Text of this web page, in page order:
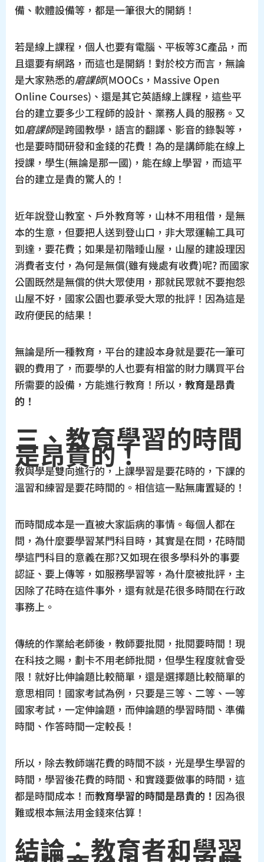
備、軟體設備等，都是一筆很大的開銷！
若是線上課程，個人也要有電腦、平板等3C產品，而
且還要有網路，而這也是開銷！對於校方而言，無論
是大家熟悉的磨課師(MOOCs，Massive Open
Online Courses)、還是其它英語線上課程，這些平
台的建立要多少工程師的設計、業務人員的服務。又
如磨課師是跨國教學，語言的翻譯、影音的錄製等，
也是要時間研發和金錢的花費！為的是講師能在線上
授課，學生(無論是那一國)，能在線上學習，而這平
台的建立是貴的驚人的！
近年說登山教室、戶外教育等，山林不用租借，是無
本的生意，但要把人送到登山口，非大眾運輸工具可
到達，要花費；如果是初階睡山屋，山屋的建設理因
消費者支付，為何是無償(雖有幾處有收費)呢? 而國家
公園既然是無償的供大眾使用，那就民眾就不要抱怨
山屋不好，國家公園也要承受大眾的批評！因為這是
政府便民的結果！
無論是所一種教育，平台的建設本身就是要花一筆可
觀的費用了，而要學的人也要有相當的財力購買平台
所需要的設備，方能進行教育！所以， 教育是昂貴
的！
三、教育學習的時間
是昂貴的！
教與學是雙向進行的，上課學習是要花時的，下課的
溫習和練習是要花時間的。相信這一點無庸置疑的！
而時間成本是一直被大家詬病的事情。每個人都在
問，為什麼要學習某門科目時，其實是在問，花時間
學這門科目的意義在那?又如現在很多學科外的事要
認証、要上傳等，如服務學習等，為什麼被批評，主
因除了花時在這件事外，還有就是花很多時間在行政
事務上。
傳統的作業給老師後，教師要批閱，批閱要時間！現
在科技之賜，劃卡不用老師批閱，但學生程度就會受
限！就好比伸論題比較簡單，還是選擇題比較簡單的
意思相同！國家考試為例，只要是三等、二等、一等
國家考試，一定伸論題，而伸論題的學習時間、準備
時間、作答時間一定較長！
所以，除去教師端花費的時間不談，光是學生學習的
時間，學習後花費的時間、和實踐要做事的時間，這
都是時間成本！而教育學習的時間是昂貴的！ 因為很
難或根本無法用金錢來估算！
結論：教育者和學習